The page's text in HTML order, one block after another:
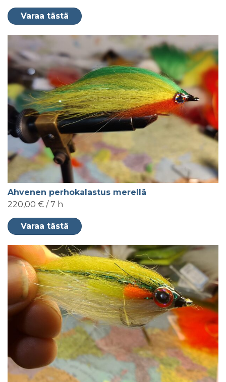
Varaa tästä
Ahvenen perhokalastus merellä
220,00 € / 7 h
Varaa tästä